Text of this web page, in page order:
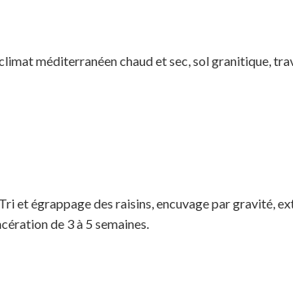
méditerranéen chaud et sec, sol granitique,
et égrappage des raisins, encuvage par gravité,
de 3 à 5 semaines.